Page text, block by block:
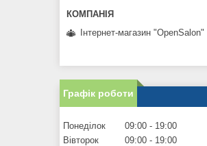
Інтернет-магазин "OpenSalon"
Графік роботи
Понеділок 09:00
19:00
Вівторок
09:00
19:00